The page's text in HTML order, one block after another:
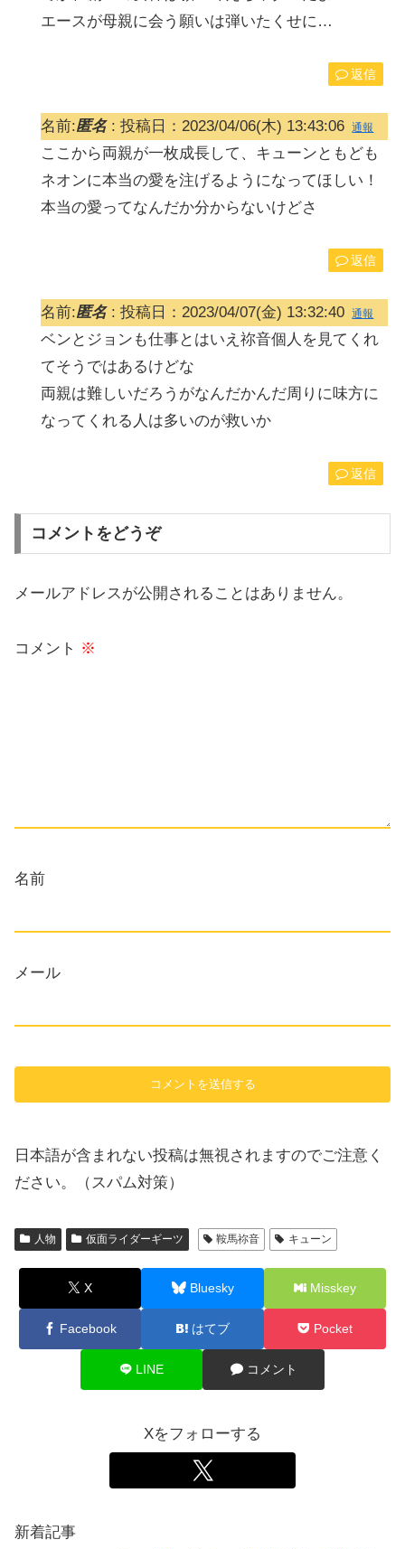
エースが母親に会う願いは弾いたくせに…
返信
名前:匿名: 投稿日：2023/04/06(木) 13:43:06 通報
ここから両親が一枚成長して、キューンともども
ネオンに本当の愛を注げるようになってほしい！
本当の愛ってなんだか分からないけどさ
返信
名前:匿名: 投稿日：2023/04/07(金) 13:32:40 通報
ベンとジョンも仕事とはいえ祢音個人を見てくれ
てそうではあるけどな
両親は難しいだろうがなんだかんだ周りに味方に
なってくれる人は多いのが救いか
返信
コメントをどうぞ
メールアドレスが公開されることはありません。
コメント ※
名前
メール
日本語が含まれない投稿は無視されますのでご注意く
ださい。（スパム対策）
人物 仮面ライダーギーツ 鞍馬祢音 キューン
X Bluesky Misskey
Facebook はてブ Pocket
LINE コメント
Xをフォローする
新着記事